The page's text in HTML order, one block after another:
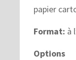
papier
Format: à